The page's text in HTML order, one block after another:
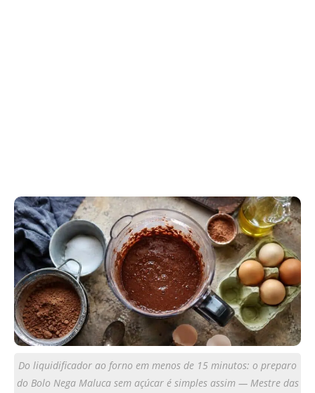
Do liquidificador ao forno em menos de 15 minutos: o preparo
do Bolo Nega Maluca sem açúcar é simples assim — Mestre das